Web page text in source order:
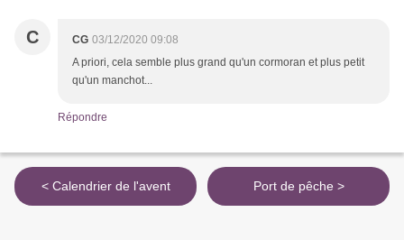
C CG 03/12/2020 09:08
A priori, cela semble plus grand qu'un cormoran et plus petit
qu'un manchot...
Répondre
< Calendrier de l'avent Port de pêche >